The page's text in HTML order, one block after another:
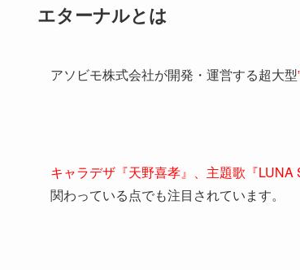
エターナルとは
アソビモ株式会社が開発・運営する超大型
キャラデザ『天野喜孝』、主題歌『LUNA
関わっている点でも注目されています。